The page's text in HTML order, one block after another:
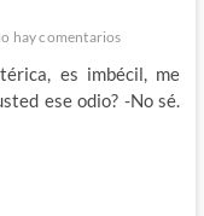
hay comentarios
es imbécil, me
ese odio? -No sé.